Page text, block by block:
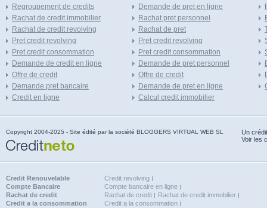
Regroupement de credits
Rachat de credit immobilier
Rachat de credit revolving
Pret credit revolving
Pret credit consommation
Demande de credit en ligne
Offre de credit
Demande pret bancaire
Credit en ligne
Demande de pret en ligne
Rachat pret personnel
Rachat de pret
Pret credit revolving
Pret credit consommation
Demande de pret personnel
Offre de credit
Demande de pret en ligne
Calcul credit immobilier
Copyright 2004-2025 - Site édité par la société BLOGGERS VIRTUAL WEB SL
Un
Voir les
Credit Renouvelable
Credit revolving
Compte Bancaire
Compte bancaire en ligne
Rachat de credit
Rachat de credit
Rachat de credit immobilier
Credit a la consommation
Credit a la consommation